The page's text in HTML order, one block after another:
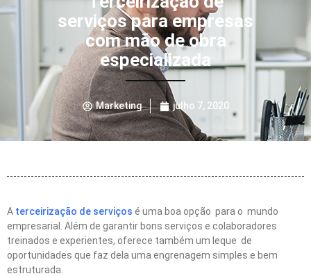
serviços para empresas
com mão de obra
especializada
Marketing julho 7, 2020
A terceirização de serviços é uma boa opção para o mundo
empresarial. Além de garantir bons serviços e colaboradores
treinados e experientes, oferece também um leque de
oportunidades que faz dela uma engrenagem simples e bem
estruturada.